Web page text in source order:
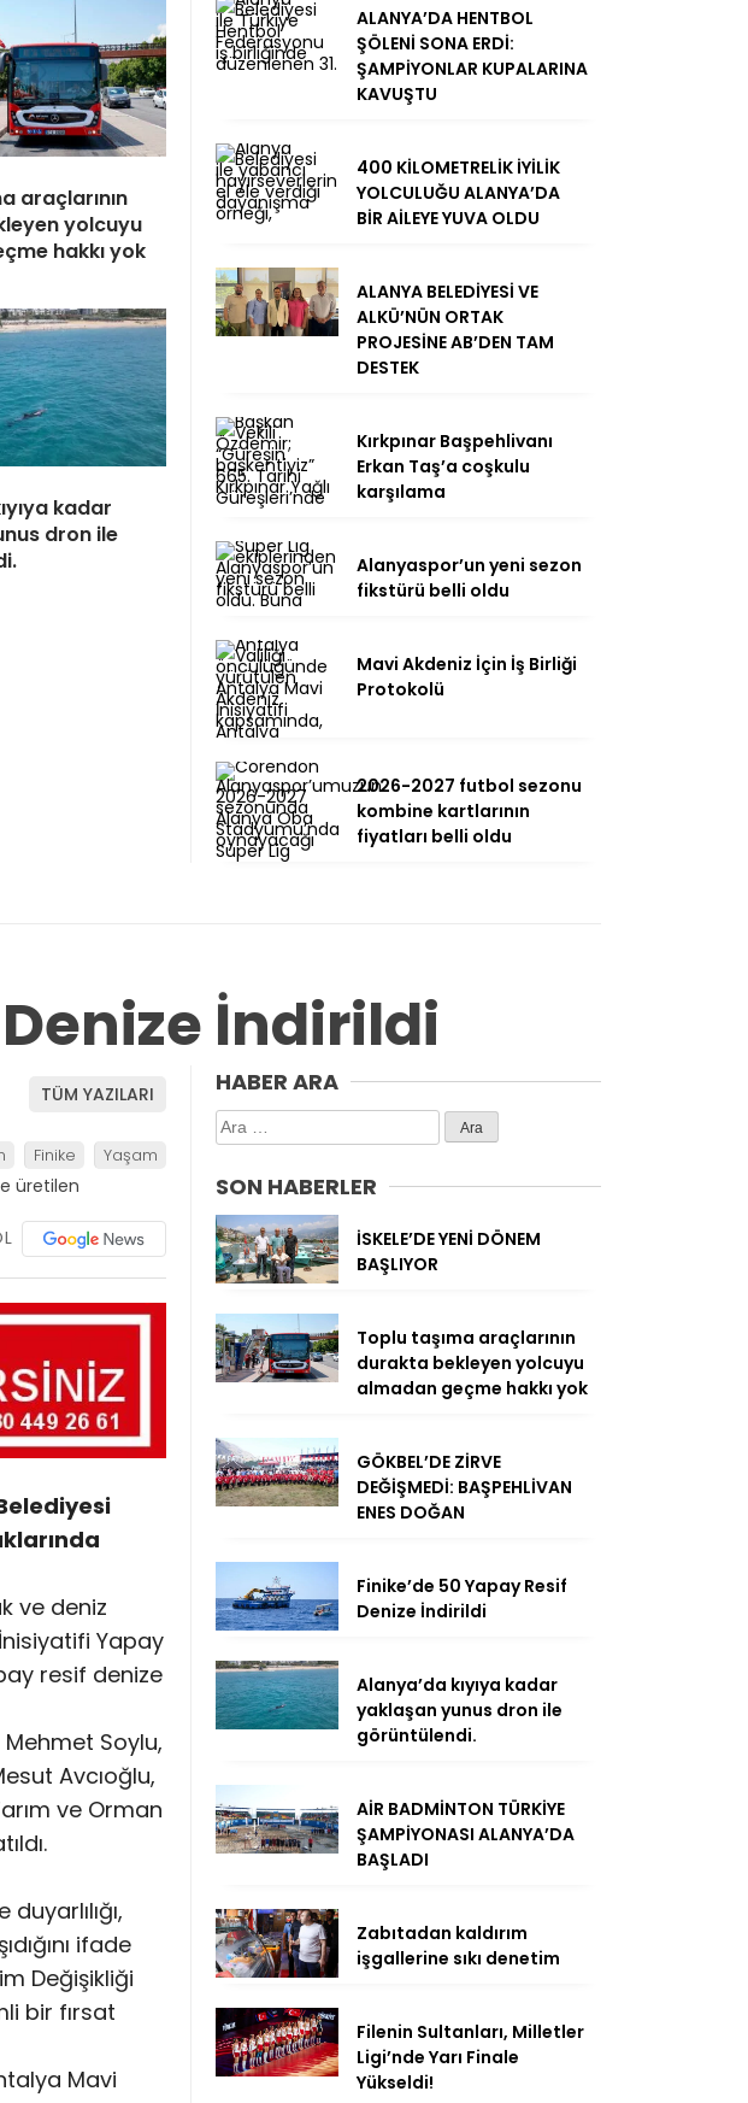
araçlarının
yolcuyu
hakkı yok
kadar
dron ile
ALANYA’DA HENTBOL
ŞÖLENİ SONA ERDİ:
ŞAMPİYONLAR KUPALARINA
KAVUŞTU
400 KİLOMETRELİK İYİLİK
YOLCULUĞU ALANYA’DA
BİR AİLEYE YUVA OLDU
ALANYA BELEDİYESİ VE
ALKÜ’NÜN ORTAK
PROJESİNE AB’DEN TAM
DESTEK
Kırkpınar Başpehlivanı
Erkan Taş’a coşkulu
karşılama
Alanyaspor’un yeni sezon
fikstürü belli oldu
Mavi Akdeniz İçin İş Birliği
Protokolü
2026-2027 futbol sezonu
kombine kartlarının
fiyatları belli oldu
İndirildi
TÜM YAZILARI
Finike Yaşam
ve deniz
Yapay
resif denize
Soylu,
Avcıoğlu,
ve Orman
ifade
Değişikliği
bir fırsat
Mavi
HABER ARA
Arama:
SON HABERLER
İSKELE’DE YENİ DÖNEM
BAŞLIYOR
Toplu taşıma araçlarının
durakta bekleyen yolcuyu
almadan geçme hakkı yok
GÖKBEL’DE ZİRVE
DEĞİŞMEDİ: BAŞPEHLİVAN
ENES DOĞAN
Finike’de 50 Yapay Resif
Denize İndirildi
Alanya’da kıyıya kadar
yaklaşan yunus dron ile
görüntülendi.
AİR BADMİNTON TÜRKİYE
ŞAMPİYONASI ALANYA’DA
BAŞLADI
Zabıtadan kaldırım
işgallerine sıkı denetim
Filenin Sultanları, Milletler
Ligi’nde Yarı Finale
Yükseldi!